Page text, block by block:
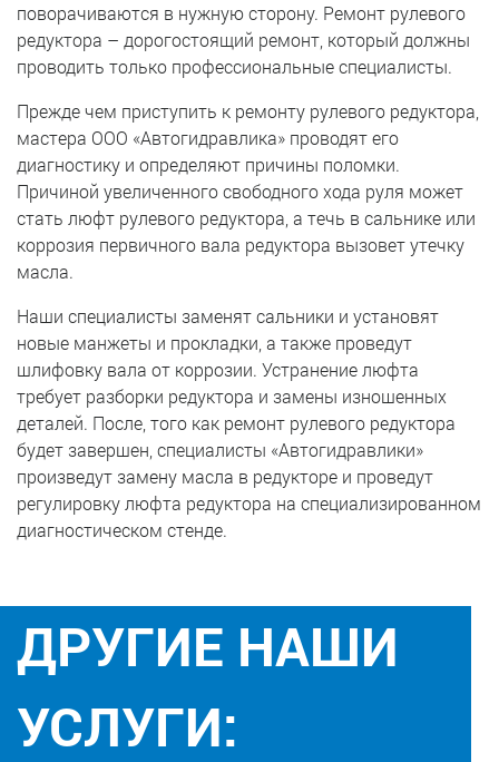
поворачиваются в нужную сторону. Ремонт рулевого
редуктора – дорогостоящий ремонт, который должны
проводить только профессиональные специалисты.
Прежде чем приступить к ремонту рулевого редуктора,
мастера ООО «Автогидравлика» проводят его
диагностику и определяют причины поломки.
Причиной увеличенного свободного хода руля может
стать люфт рулевого редуктора, а течь в сальнике или
коррозия первичного вала редуктора вызовет утечку
масла.
Наши специалисты заменят сальники и установят
новые манжеты и прокладки, а также проведут
шлифовку вала от коррозии. Устранение люфта
требует разборки редуктора и замены изношенных
деталей. После, того как ремонт рулевого редуктора
будет завершен, специалисты «Автогидравлики»
произведут замену масла в редукторе и проведут
регулировку люфта редуктора на специализированном
диагностическом стенде.
ДРУГИЕ НАШИ
УСЛУГИ: